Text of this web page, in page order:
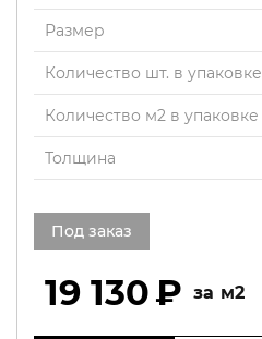
Размер
Количество шт. в упаковке
Количество м2 в упаковке
Толщина
Под заказ
19 130 м2